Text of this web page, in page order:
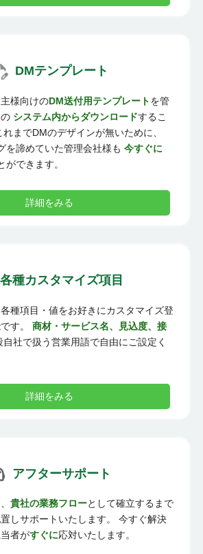
DMテンプレート
様向けのDM送付用テンプレートを管
システム内からダウンロードするこ
までDMのデザインが無いために、
を諦めていた管理会社様も 今すぐに
ができます。
詳細をみる
各種カスタマイズ項目
種項目・値をお好きにカスタマイズ登
す。 商材・サービス名、見込度、接
自社で扱う営業用語で自由にご設定く
詳細をみる
アフターサポート
貴社の業務フローとして確立するまで
しサポートいたします。 今すぐ解決
者がすぐに応対いたします。